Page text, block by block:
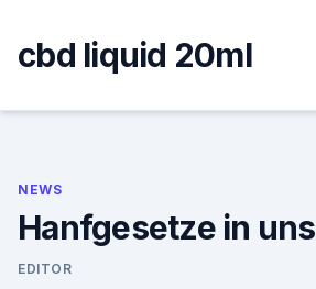
content
cbd liquid 20ml
NEWS
Hanfgesetze in uns
EDITOR